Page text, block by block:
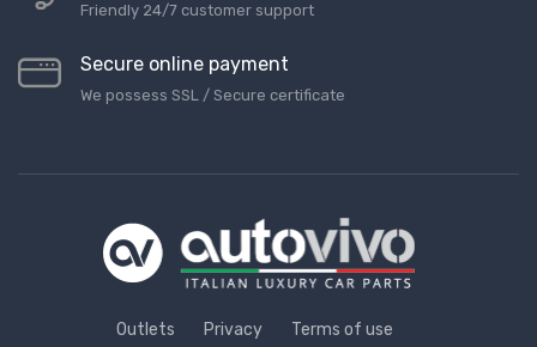
Friendly 24/7 customer support
Secure online payment
We possess SSL / Secure сertificate
Outlets Privacy Terms of use